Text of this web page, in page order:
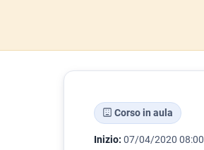
Corso in aula
Inizio: 07/04/2020 08:00